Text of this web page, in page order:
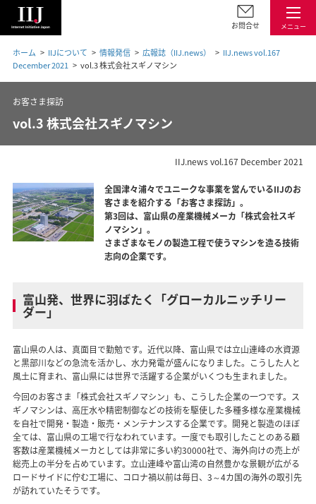
メニュー
お問合せ
ホーム IIJについて 情報発信 広報誌（IIJ.news）
IIJ.news vol.167
December 2021
vol.3 株式会社スギノマシン
お客さま探訪
vol.3 株式会社スギノマシン
IIJ.news vol.167 December 2021
全国津々浦々でユニークな事業を営んでいるIIJのお
客さまを紹介する「お客さま探訪」。
第3回は、富山県の産業機械メーカ「株式会社スギ
ノマシン」。
さまざまなモノの製造工程で使うマシンを造る技術
志向の企業です。
富山発、世界に羽ばたく「グローカルニッチリー
ダー」
富山県の人は、真面目で勤勉です。近代以降、富山県では立山連峰の水資源
と黒部川などの急流を活かし、水力発電が盛んになりました。こうした人と
風土に育まれ、富山県には世界で活躍する企業がいくつも生まれました。
今回のお客さま「株式会社スギノマシン」も、こうした企業の一つです。ス
ギノマシンは、高圧水や精密制御などの技術を駆使した多種多様な産業機械
を自社で開発・製造・販売・メンテナンスする企業です。開発と製造のほぼ
全ては、富山県の工場で行なわれています。一度でも取引したことのある顧
客数は産業機械メーカとしては非常に多い約30000社で、海外向けの売上が
総売上の半分を占めています。立山連峰や富山湾の自然豊かな景観が広がる
ロードサイドに佇む工場に、コロナ禍以前は毎日、3～4カ国の海外の取引先
が訪れていたそうです。